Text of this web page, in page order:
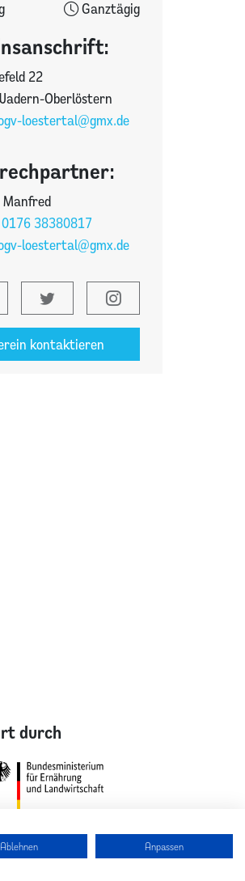
Ganztägig
22
Oberlöstern
loestertal@gmx.de
Manfred
0176 38380817
loestertal@gmx.de
kontaktieren
durch
Ablehnen Anpassen